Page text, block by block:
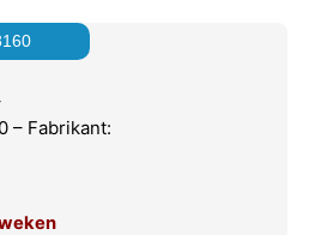
– Fabrikant: